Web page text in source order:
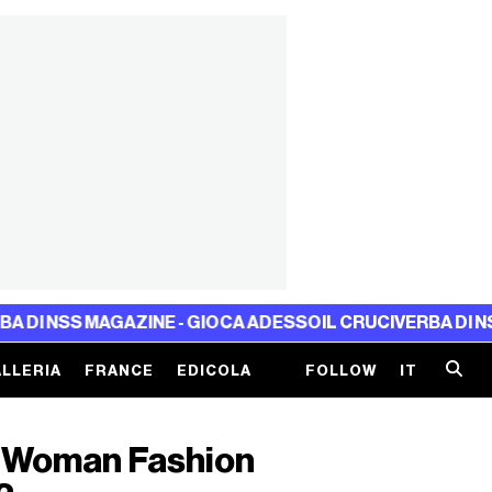
- GIOCA ADESSOIL CRUCIVERBA DI NSS
FRANCE EDICOLA FOLLOW IT
Fashion